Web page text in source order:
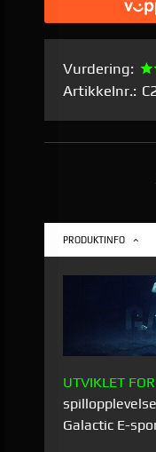
Vurdering:
Artikkelnr.:
PRODUKTINFO
UTVIKLET
Galactic E-